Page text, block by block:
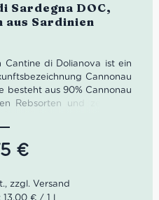
Sardegna DOC,
aus Sardinien
di Dolianova ist ein
Cannonau
besteht aus 90% Cannonau
Rebsorten und zeigt ein
der Nase wirkt der Wein
und von Waldfrüchten
er warm, einhüllend, gut
würzigem Käse.
€
13,00 € / 1 l